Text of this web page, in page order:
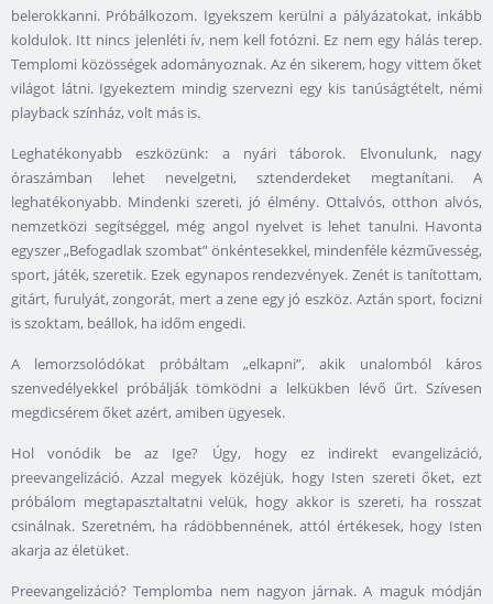
belerokkanni. Próbálkozom. Igyekszem kerülni a pályázatokat, inkább
koldulok. Itt nincs jelenléti ív, nem kell fotózni. Ez nem egy hálás terep.
Templomi közösségek adományoznak. Az én sikerem, hogy vittem őket
világot látni. Igyekeztem mindig szervezni egy kis tanúságtételt, némi
playback színház, volt más is.
Leghatékonyabb eszközünk: a nyári táborok. Elvonulunk, nagy
óraszámban lehet nevelgetni, sztenderdeket megtanítani. A
leghatékonyabb. Mindenki szereti, jó élmény. Ottalvós, otthon alvós,
nemzetközi segítséggel, még angol nyelvet is lehet tanulni. Havonta
egyszer „Befogadlak szombat” önkéntesekkel, mindenféle kézművesség,
sport, játék, szeretik. Ezek egynapos rendezvények. Zenét is tanítottam,
gitárt, furulyát, zongorát, mert a zene egy jó eszköz. Aztán sport, focizni
is szoktam, beállok, ha időm engedi.
A lemorzsolódókat próbáltam „elkapni”, akik unalomból káros
szenvedélyekkel próbálják tömködni a lelkükben lévő űrt. Szívesen
megdicsérem őket azért, amiben ügyesek.
Hol vonódik be az Ige? Úgy, hogy ez indirekt evangelizáció,
preevangelizáció. Azzal megyek közéjük, hogy Isten szereti őket, ezt
próbálom megtapasztaltatni velük, hogy akkor is szereti, ha rosszat
csinálnak. Szeretném, ha rádöbbennének, attól értékesek, hogy Isten
akarja az életüket.
Preevangelizáció? Templomba nem nagyon járnak. A maguk módján